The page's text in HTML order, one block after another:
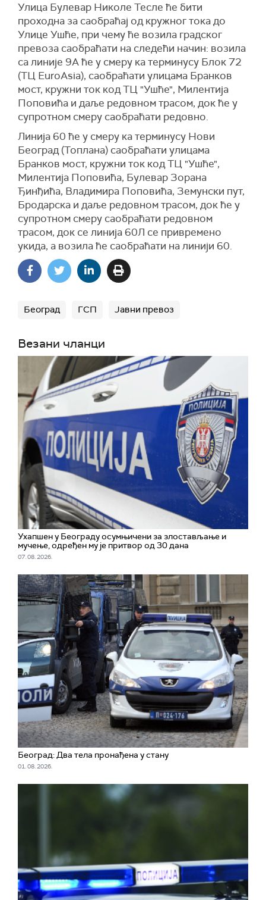
Улица Булевар Николе Тесле ће бити
проходна за саобраћај од кружног тока до
Улице Ушће, при чему ће возила градског
превоза саобраћати на следећи начин: возила
са линије 9А ће у смеру ка терминусу Блок 72
(ТЦ EuroAsia), саобраћати улицама Бранков
мост, кружни ток код ТЦ "Ушће", Милентија
Поповића и даље редовном трасом, док ће у
супротном смеру саобраћати редовно.
Линија 60 ће у смеру ка терминусу Нови
Београд (Топлана) саобраћати улицама
Бранков мост, кружни ток код ТЦ "Ушће",
Милентија Поповића, Булевар Зорана
Ђинђића, Владимира Поповића, Земунски пут,
Бродарска и даље редовном трасом, док ће у
супротном смеру саобраћати редовном
трасом, док се линија 60Л се привремено
укида, а возила ће саобраћати на линији 60.
Београд ГСП Јавни превоз
Везани чланци
Ухапшен у Београду осумњичени за злостављање и
мучење, одређен му је притвор од 30 дана
07. 08. 2026.
Београд: Два тела пронађена у стану
01. 08. 2026.